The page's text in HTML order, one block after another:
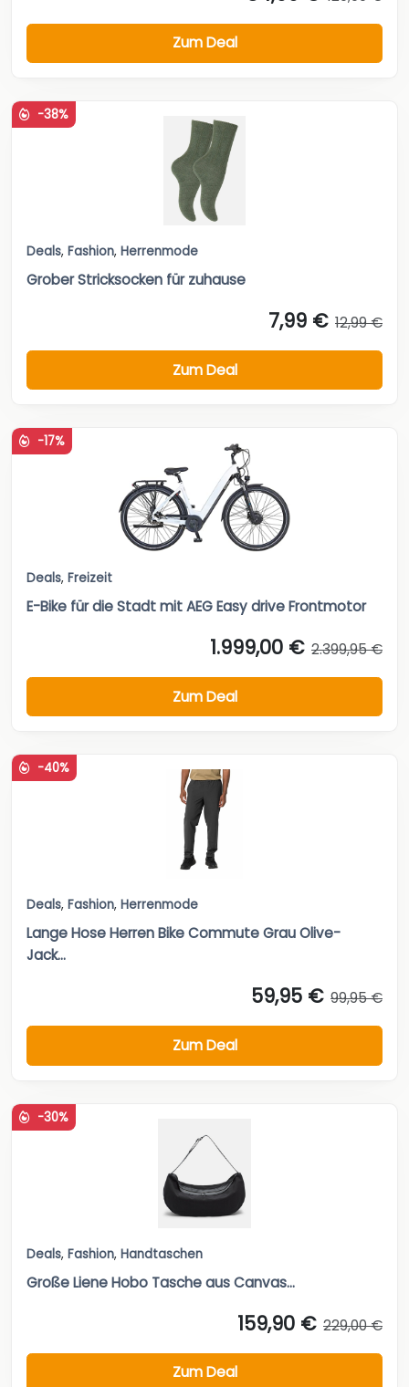
Zum Deal
-38%
Deals, Fashion, Herrenmode
Grober Stricksocken für zuhause
7,99 € 12,99 €
Zum Deal
-17%
Deals, Freizeit
E-Bike für die Stadt mit AEG Easy drive Frontmotor
1.999,00 € 2.399,95 €
Zum Deal
-40%
Deals, Fashion, Herrenmode
Lange Hose Herren Bike Commute Grau Olive-
Jack...
59,95 € 99,95 €
Zum Deal
-30%
Deals, Fashion, Handtaschen
Große Liene Hobo Tasche aus Canvas...
159,90 € 229,00 €
Zum Deal